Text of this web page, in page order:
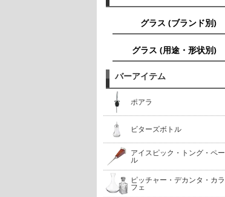
グラス (ブランド別)
グラス (用途・形状別)
バーアイテム
ポアラ
ビターズボトル
アイスピック・トング・ペー
ル
ピッチャー・デカンタ・カラ
フェ